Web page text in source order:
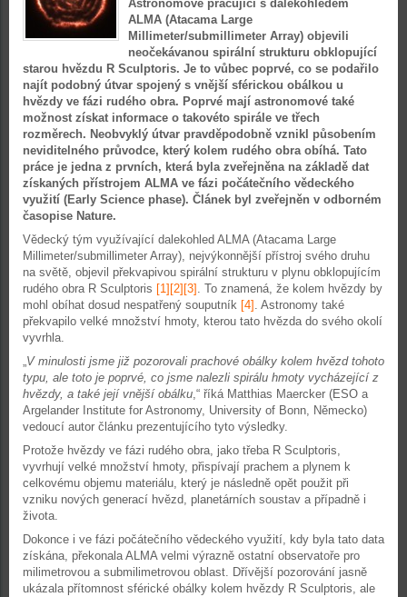
Astronomové pracující s dalekohledem
ALMA (Atacama Large
Millimeter/submillimeter Array) objevili
neočekávanou spirální strukturu obklopující
starou hvězdu R Sculptoris. Je to vůbec poprvé, co se podařilo
najít podobný útvar spojený s vnější sférickou obálkou u
hvězdy ve fázi rudého obra. Poprvé mají astronomové také
možnost získat informace o takovéto spirále ve třech
rozměrech. Neobvyklý útvar pravděpodobně vznikl působením
neviditelného průvodce, který kolem rudého obra obíhá. Tato
práce je jedna z prvních, která byla zveřejněna na základě dat
získaných přístrojem ALMA ve fázi počátečního vědeckého
využití (Early Science phase). Článek byl zveřejněn v odborném
časopise Nature.
Vědecký tým využívající dalekohled ALMA (Atacama Large
Millimeter/submillimeter Array), nejvýkonnější přístroj svého druhu
na světě, objevil překvapivou spirální strukturu v plynu obklopujícím
rudého obra R Sculptoris [1][2][3] . To znamená, že kolem hvězdy by
mohl obíhat dosud nespatřený souputník [4] . Astronomy také
překvapilo velké množství hmoty, kterou tato hvězda do svého okolí
vyvrhla.
„V minulosti jsme již pozorovali prachové obálky kolem hvězd tohoto
typu, ale toto je poprvé, co jsme nalezli spirálu hmoty vycházející z
hvězdy, a také její vnější obálku,“ říká Matthias Maercker (ESO a
Argelander Institute for Astronomy, University of Bonn, Německo)
vedoucí autor článku prezentujícího tyto výsledky.
Protože hvězdy ve fázi rudého obra, jako třeba R Sculptoris,
vyvrhují velké množství hmoty, přispívají prachem a plynem k
celkovému objemu materiálu, který je následně opět použit při
vzniku nových generací hvězd, planetárních soustav a případně i
života.
Dokonce i ve fázi počátečního vědeckého využití, kdy byla tato data
získána, překonala ALMA velmi výrazně ostatní observatoře pro
milimetrovou a submilimetrovou oblast. Dřívější pozorování jasně
ukázala přítomnost sférické obálky kolem hvězdy R Sculptoris, ale